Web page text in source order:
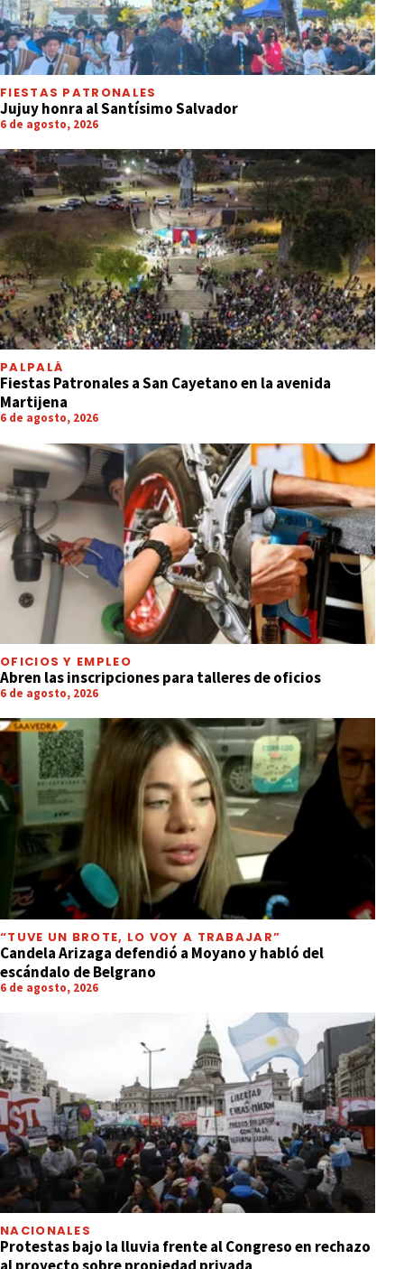
FIESTAS PATRONALES
Jujuy honra al Santísimo Salvador
6 de agosto, 2026
PALPALÁ
Fiestas Patronales a San Cayetano en la avenida
Martijena
6 de agosto, 2026
OFICIOS Y EMPLEO
Abren las inscripciones para talleres de oficios
6 de agosto, 2026
“TUVE UN BROTE, LO VOY A TRABAJAR”
Candela Arizaga defendió a Moyano y habló del
escándalo de Belgrano
6 de agosto, 2026
NACIONALES
Protestas bajo la lluvia frente al Congreso en rechazo